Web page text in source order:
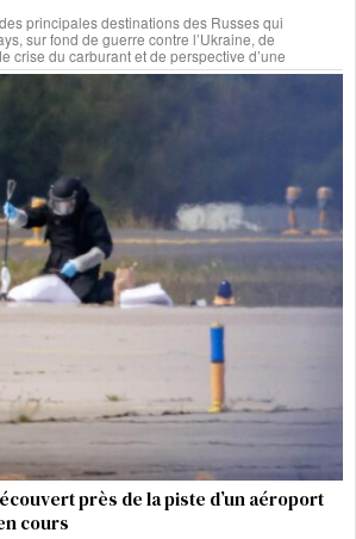
principales destinations des Russes qui
sur fond de guerre contre l’Ukraine, de
crise du carburant et de perspective d’une
près de la piste d’un aéroport
cours